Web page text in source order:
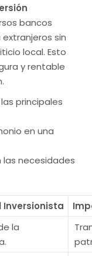
bancos
sin
local. Esto
y rentable
principales
en una
necesidades
Inversionista
la